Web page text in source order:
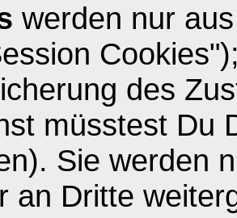
werden nur
des
müsstest Du
Sie werden
an Dritte